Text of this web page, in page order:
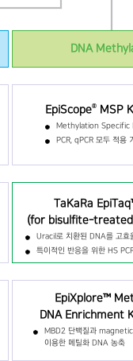
DNA
EpiScope® MSP
Methylation Specific
PCR, qPCR 모두 적용
TaKaRa
(for bisulfite-treated
Uracil로 치환된 DNA를 고효
특이적인 반응을 위한 HS
EpiXplore™
DNA Enrichment
MBD2 단백질과
이용한 메틸화 DNA 농축